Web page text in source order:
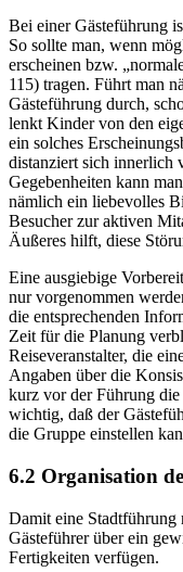
Bei einer Gästeführung
So sollte man, wenn
erscheinen bzw.
115) tragen. Führt man
Gästeführung durch,
lenkt Kinder von den
ein solches
distanziert sich innerlich
Gegebenheiten kann
nämlich ein liebevolles
Besucher zur aktiven
Äußeres hilft, diese
Eine ausgiebige
nur vorgenommen
die entsprechenden
Zeit für die Planung
Reiseveranstalter, die
Angaben über die
kurz vor der Führung
wichtig, daß der
die Gruppe einstellen
6.2 Organisation
Damit eine Stadtführung
Gästeführer über ein
Fertigkeiten verfügen.